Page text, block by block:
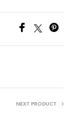
NEXT PRODUCT